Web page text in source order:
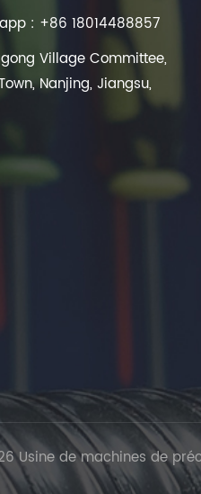
: +86 18014488857
Village Committee,
Nanjing, Jiangsu,
Usine de machines de